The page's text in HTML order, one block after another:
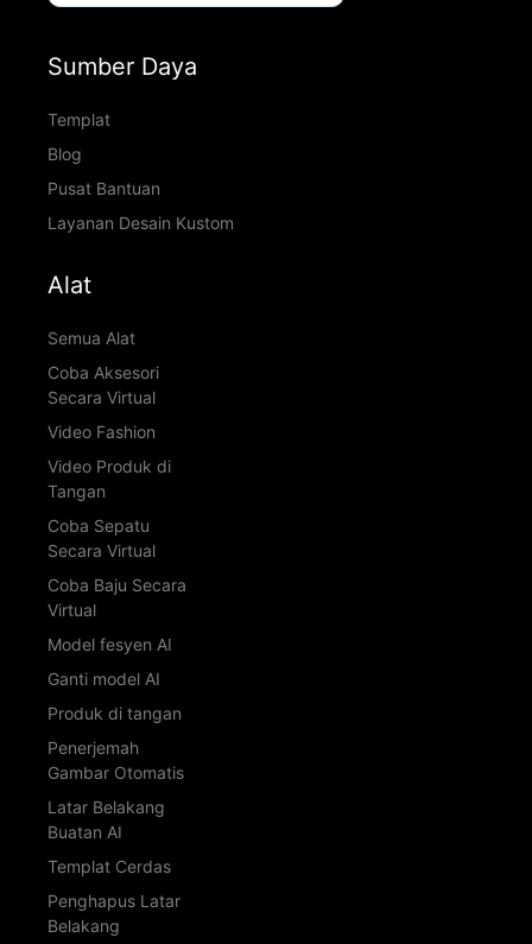
Sumber Daya
Templat
Blog
Pusat Bantuan
Layanan Desain Kustom
Alat
Semua Alat
Coba Aksesori
Secara Virtual
Video Fashion
Video Produk di
Tangan
Coba Sepatu
Secara Virtual
Coba Baju Secara
Virtual
Model fesyen AI
Ganti model AI
Produk di tangan
Penerjemah
Gambar Otomatis
Latar Belakang
Buatan AI
Templat Cerdas
Penghapus Latar
Belakang